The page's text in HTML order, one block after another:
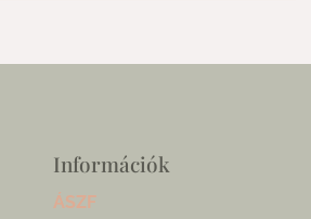
Információk
ÁSZF